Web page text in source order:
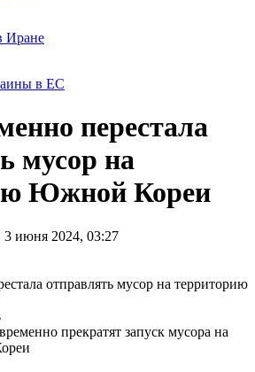
Иране
в ЕС
перестала
мусор на
Южной Кореи
июня 2024, 03:27
прекратят запуск мусора на